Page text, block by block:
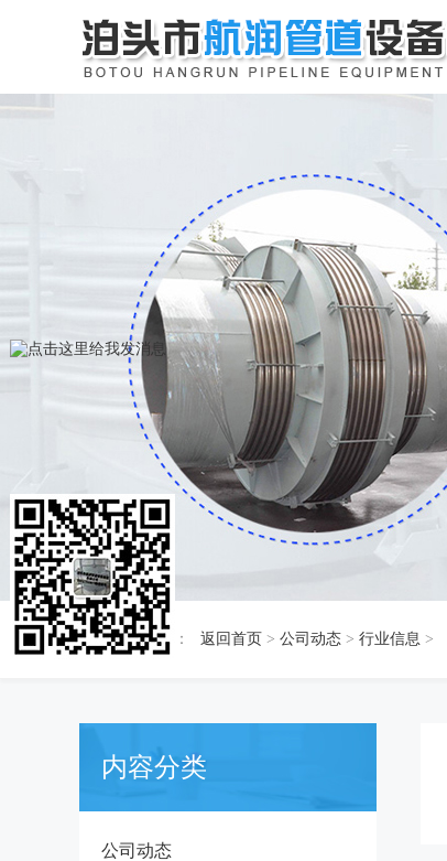
当前位置： 返回首页 > 公司动态 > 行业信息 >
内容分类
公司动态